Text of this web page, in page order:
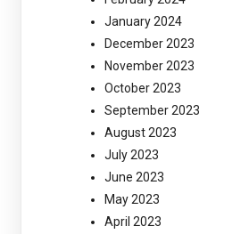
January 2024
December 2023
November 2023
October 2023
September 2023
August 2023
July 2023
June 2023
May 2023
April 2023